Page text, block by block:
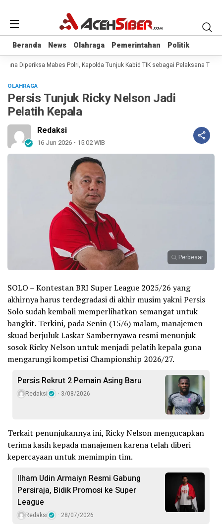
Beranda News Olahraga Pemerintahan Politik
Beranda News Olahraga Pemerintahan Politik
Diperiksa Mabes Polri, Kapolda Tunjuk Kabid TIK sebagai Pelaksana Tugas
OLAHRAGA
Persis Tunjuk Ricky Nelson Jadi
Pelatih Kepala
Redaksi
16 Jun 2026 - 15:02 WIB
Perbesar
SOLO – Kontestan BRI Super League 2025/26 yang
akhirnya harus terdegradasi di akhir musim yakni Persis
Solo sudah kembali memperlihatkan semangat untuk
bangkit. Terkini, pada Senin (15/6) malam, manajemen
skuad berjuluk Laskar Sambernyawa resmi menunjuk
sosok Ricky Nelson untuk menjadi pelatih kepala guna
mengarungi kompetisi Championship 2026/27.
Persis Rekrut 2 Pemain Asing Baru
Redaksi 3/08/2026
Terkait penunjukannya ini, Ricky Nelson mengucapkan
terima kasih kepada manajemen karena telah diberi
kepercayaan untuk memimpin tim.
Ilham Udin Armaiyn Resmi Gabung
Persiraja, Bidik Promosi ke Super
League
Redaksi 28/07/2026